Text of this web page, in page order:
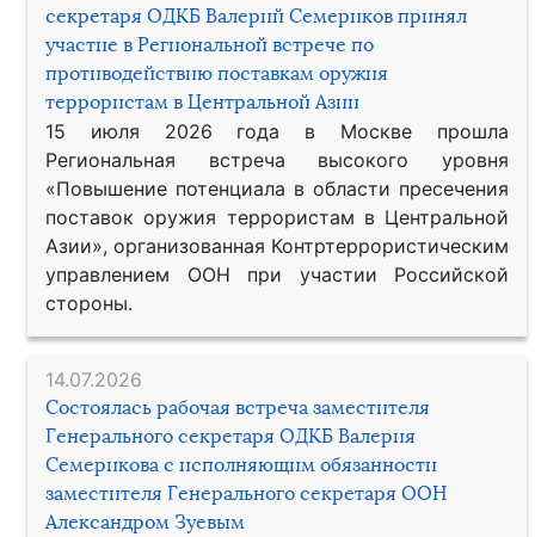
секретаря ОДКБ Валерий Семериков принял
участие в Региональной встрече по
противодействию поставкам оружия
террористам в Центральной Азии
15 июля 2026 года в Москве прошла
Региональная встреча высокого уровня
«Повышение потенциала в области пресечения
поставок оружия террористам в Центральной
Азии», организованная Контртеррористическим
управлением ООН при участии Российской
стороны.
14.07.2026
Состоялась рабочая встреча заместителя
Генерального секретаря ОДКБ Валерия
Семерикова с исполняющим обязанности
заместителя Генерального секретаря ООН
Александром Зуевым